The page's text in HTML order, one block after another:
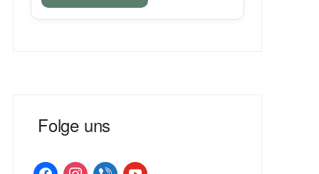
Folge uns
facebookinstagramviber youtube